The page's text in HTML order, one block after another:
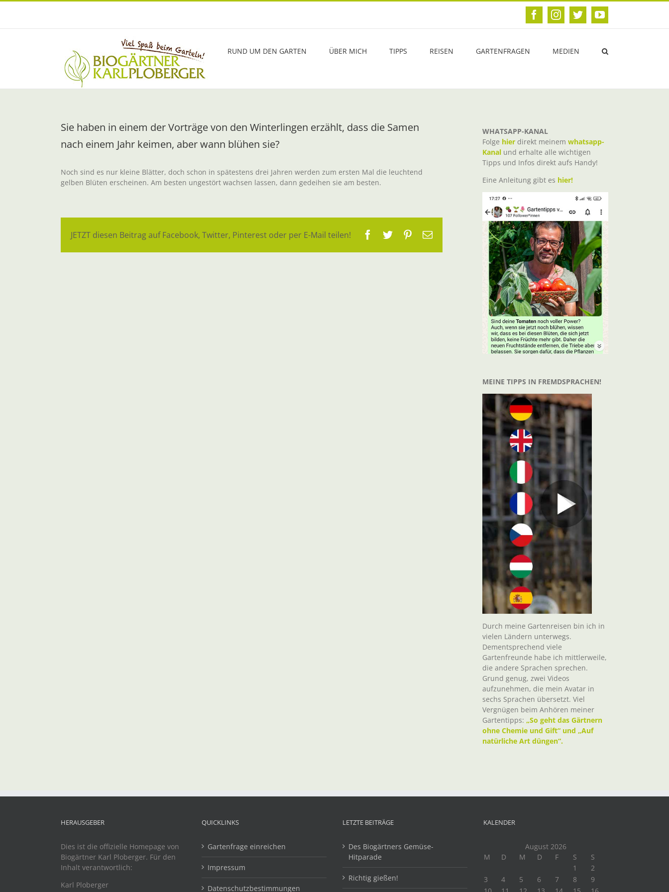
Zum
FacebookInstagram
TwitterYouTube
RUND UM DEN GARTEN ÜBER MICH TIPPS REISEN GARTENFRAGEN MEDIEN
Sie haben in einem der Vorträge von den Winterlingen erzählt, dass die Samen
nach einem Jahr keimen, aber wann blühen sie?
Noch sind es nur kleine Blätter, doch schon in spätestens drei Jahren werden zum ersten Mal die leuchtend
gelben Blüten erscheinen. Am besten ungestört wachsen lassen, dann gedeihen sie am besten.
JETZT diesen Beitrag auf Facebook, Twitter, Pinterest oder per E-Mail teilen! Facebook
TwitterPinterest
E-
WHATSAPP-KANAL
Folge hier direkt meinem whatsapp-
Kanal und erhalte alle wichtigen
Tipps und Infos direkt aufs Handy!
Eine Anleitung gibt es hier!
MEINE TIPPS IN FREMDSPRACHEN!
Durch meine Gartenreisen bin ich in
vielen Ländern unterwegs.
Dementsprechend viele
Gartenfreunde habe ich mittlerweile,
die andere Sprachen sprechen.
Grund genug, zwei Videos
aufzunehmen, die mein Avatar in
sechs Sprachen übersetzt. Viel
Vergnügen beim Anhören meiner
Gartentipps: „So geht das Gärtnern
ohne Chemie und Gift“ und „Auf
natürliche Art düngen“.
HERAUSGEBER
Dies ist die offizielle Homepage von
Biogärtner Karl Ploberger. Für den
Inhalt verantwortlich:
Karl Ploberger
QUICKLINKS
Gartenfrage einreichen
Impressum
Datenschutzbestimmungen
LETZTE BEITRÄGE
Des Biogärtners Gemüse-
Hitparade
Richtig gießen!
KALENDER
August 2026
M
D M D F S
S
1
2
3
4 5 6 7 8
9